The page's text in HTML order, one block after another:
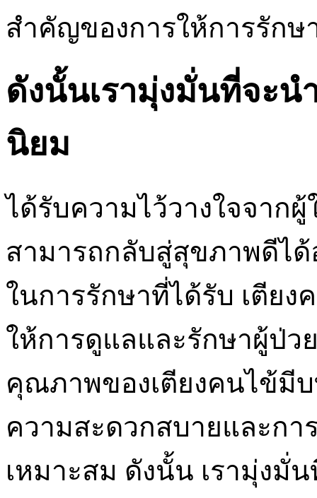
สำคัญของการให้การรัก
ดังนั้นเรามุ่งมั่นที่จะน
นิยม
ได้รับความไว้วางใจจาก
สามารถกลับสู่สุขภาพดีได้
ในการรักษาที่ได้รับ เตีย
ให้การดูแลและรักษาผู้ป่ว
คุณภาพของเตียงคนไข้มี
ความสะดวกสบายและก
เหมาะสม ดังนั้น เรามุ่งมั่